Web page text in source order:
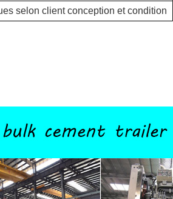
selon client conception et condition